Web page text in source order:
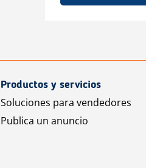
Productos y servicios
Soluciones para vendedores
Publica un anuncio